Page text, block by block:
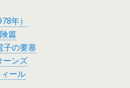
年）
篇
子の要塞
ーンズ
ール